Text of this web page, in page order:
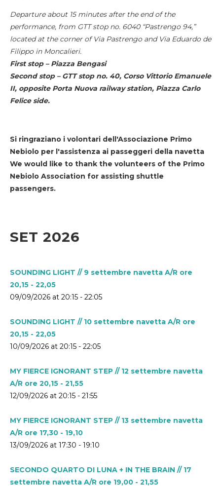
Departure about 15 minutes after the end of the
performance, from GTT stop no. 6040 “Pastrengo 94,”
located at the corner of Via Pastrengo and Via Eduardo de
Filippo in Moncalieri.
First stop – Piazza Bengasi
Second stop – GTT stop no. 40, Corso Vittorio Emanuele
II, opposite Porta Nuova railway station, Piazza Carlo
Felice side.
Si ringraziano i volontari dell'Associazione Primo
Nebiolo per l'assistenza ai passeggeri della navetta
We would like to thank the volunteers of the Primo
Nebiolo Association for assisting shuttle
passengers.
SET 2026
SOUNDING LIGHT // 9 settembre navetta A/R ore
20,15 - 22,05
09/09/2026 at 20:15 - 22:05
SOUNDING LIGHT // 10 settembre navetta A/R ore
20,15 - 22,05
10/09/2026 at 20:15 - 22:05
MY FIERCE IGNORANT STEP // 12 settembre navetta
A/R ore 20,15 - 21,55
12/09/2026 at 20:15 - 21:55
MY FIERCE IGNORANT STEP // 13 settembre navetta
A/R ore 17,30 - 19,10
13/09/2026 at 17:30 - 19:10
SECONDO QUARTO DI LUNA + IN THE BRAIN // 17
settembre navetta A/R ore 19,00 - 21,55